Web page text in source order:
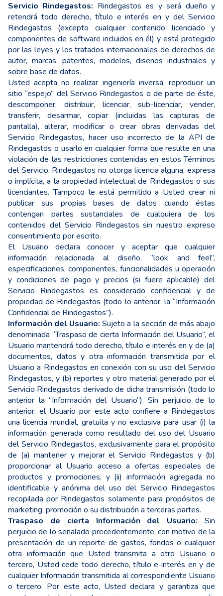
Servicio Rindegastos: Rindegastos es y será dueño y
retendrá todo derecho, título e interés en y del Servicio
Rindegastos (excepto cualquier contenido licenciado y
componentes de software incluidos en él) y está protegido
por las leyes y los tratados internacionales de derechos de
autor, marcas, patentes, modelos, diseños industriales y
sobre base de datos.
Usted acepta no realizar ingeniería inversa, reproducir un
sitio “espejo” del Servicio Rindegastos o de parte de éste,
descomponer, distribuir, licenciar, sub-licenciar, vender,
transferir, desarmar, copiar (incluidas las capturas de
pantalla), alterar, modificar o crear obras derivadas del
Servicio Rindegastos, hacer uso incorrecto de la API de
Rindegastos o usarlo en cualquier forma que resulte en una
violación de las restricciones contenidas en estos Términos
del Servicio. Rindegastos no otorga licencia alguna, expresa
o implícita, a la propiedad intelectual de Rindegastos o sus
licenciantes. Tampoco le está permitido a Usted crear ni
publicar sus propias bases de datos cuando éstas
contengan partes sustanciales de cualquiera de los
contenidos del Servicio Rindegastos sin nuestro expreso
consentimiento por escrito.
El Usuario declara conocer y aceptar que cualquier
información relacionada al diseño, “look and feel”,
especificaciones, componentes, funcionalidades u operación
y condiciones de pago y precios (si fuere aplicable) del
Servicio Rindegastos es considerado confidencial y de
propiedad de Rindegastos (todo lo anterior, la “Información
Confidencial de Rindegastos”).
Información del Usuario:Sujeto a la sección de más abajo
denominada “Traspaso de cierta Información del Usuario”, el
Usuario mantendrá todo derecho, título e interés en y de (a)
documentos, datos y otra información transmitida por el
Usuario a Rindegastos en conexión con su uso del Servicio
Rindegastos, y (b) reportes y otro material generado por el
Servicio Rindegastos derivado de dicha transmisión (todo lo
anterior la “Información del Usuario”). Sin perjuicio de lo
anterior, el Usuario por este acto confiere a Rindegastos
una licencia mundial, gratuita y no exclusiva para usar (i) la
información generada como resultado del uso del Usuario
del Servicio Rindegastos, exclusivamente para el propósito
de (a) mantener y mejorar el Servicio Rindegastos y (b)
proporcionar al Usuario acceso a ofertas especiales de
productos y promociones; y (ii) información agregada no
identificable y anónima del uso del Servicio Rindegastos
recopilada por Rindegastos solamente para propósitos de
marketing, promoción o su distribución a terceras partes.
Traspaso de cierta Información del Usuario: Sin
perjuicio de lo señalado precedentemente, con motivo de la
presentación de un reporte de gastos, fondos o cualquier
otra información que Usted transmita a otro Usuario o
tercero, Usted cede todo derecho, título e interés en y de
cualquier Información transmitida al correspondiente Usuario
o tercero. Por este acto, Usted declara y garantiza que